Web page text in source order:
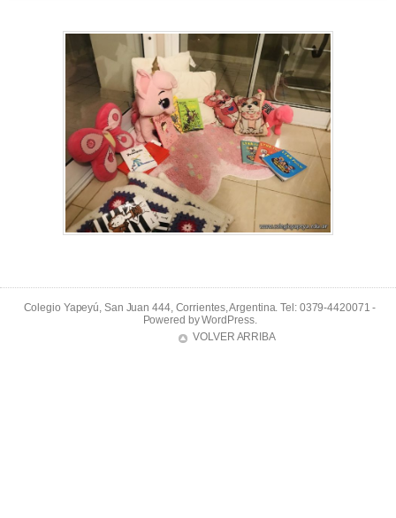
Colegio Yapeyú, San Juan 444, Corrientes, Argentina. Tel: 0379-4420071 -
Powered byWordPress.
VOLVER ARRIBA